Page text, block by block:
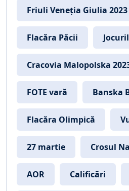
Friuli Veneția Giulia 2023
Flacăra Păcii
Cracovia Malopolska
FOTE vară Banska
Flacăra Olimpică
27 martie Crosul
AOR Calificări